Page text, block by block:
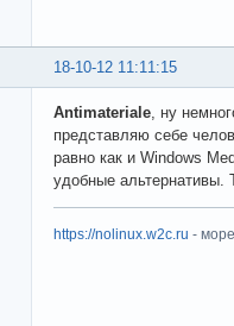
18-10-12 11:11:15
Antimateriale , ну
представляю себе
равно как и Windows
удобные альтернативы.
https://nolinux.w2c.ru -